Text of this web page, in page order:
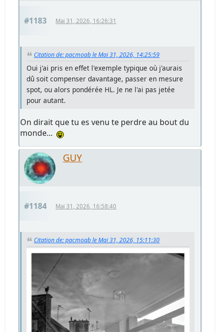
#1183 Mai 31, 2026, 16:26:31
Citation de: pacmoab le Mai 31, 2026, 14:25:59
Oui j'ai pris en effet l'exemple typique où j'aurais
dû soit compenser davantage, passer en mesure
spot, ou alors pondérée HL. Je ne l'ai pas jetée
pour autant.
On dirait que tu es venu te perdre au bout du
monde...
GUY
#1184 Mai 31, 2026, 16:58:40
Citation de: pacmoab le Mai 31, 2026, 15:11:30